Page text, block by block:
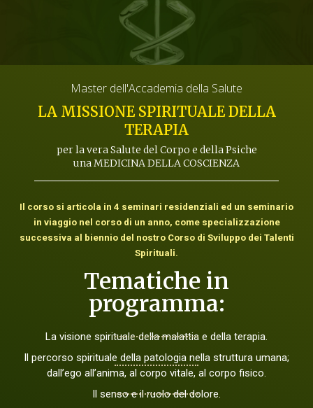
Master dell'Accademia della Salute
LA MISSIONE SPIRITUALE DELLA
TERAPIA
per la vera Salute del Corpo e della Psiche
una MEDICINA DELLA COSCIENZA
Il corso si articola in 4 seminari residenziali ed un seminario
in viaggio nel corso di un anno, come specializzazione
successiva al biennio del nostro Corso di Sviluppo dei Talenti
Spirituali.
Tematiche in
programma:
La visione spirituale della malattia e della terapia.
Il percorso spirituale della patologia nella struttura umana;
dall’ego all’anima, al corpo vitale, al corpo fisico.
Il senso e il ruolo del dolore.